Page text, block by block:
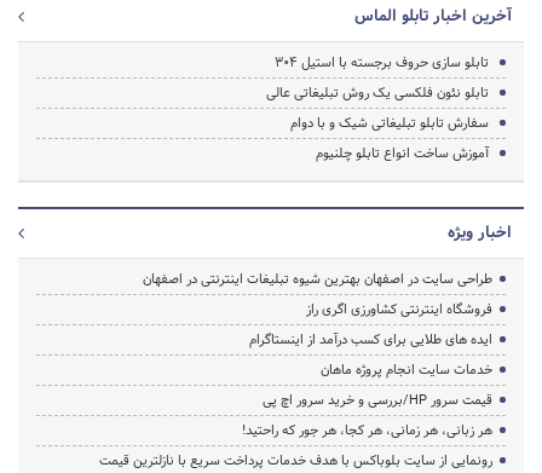
آخرین اخبار تابلو الماس
تابلو سازی حروف برجسته با استیل ۳۰۴
تابلو نئون فلکسی یک روش تبلیغاتی عالی
سفارش تابلو تبلیغاتی شیک و با دوام
آموزش ساخت انواع تابلو چلنیوم
اخبار ویژه
طراحی سایت در اصفهان بهترین شیوه تبلیغات اینترنتی در اصفهان
فروشگاه اینترنتی کشاورزی اگری راز
ایده های طلایی برای کسب درآمد از اینستاگرام
خدمات سایت انجام پروژه ماهان
قیمت سرور HP/بررسی و خرید سرور اچ پی
هر زبانی، هر زمانی، هر کجا، هر جور که راحتید!
رونمایی از سایت بلوباکس با هدف خدمات پرداخت سریع با نازلترین قیمت